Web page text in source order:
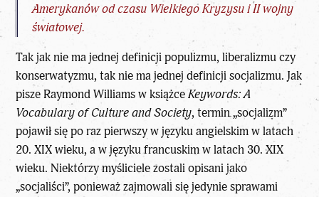
Amerykanów od czasu Wielkiego Kryzysu i II wojny
światowej.
Tak jak nie ma jednej definicji populizmu, liberalizmu czy
konserwatyzmu, tak nie ma jednej definicji socjalizmu. Jak
pisze Raymond Williams w książceKeywords: A
Vocabulary of Culture and Society, termin „socjalizm”
pojawił się po raz pierwszy w języku angielskim w latach
20. XIX wieku, a w języku francuskim w latach 30. XIX
wieku. Niektórzy myśliciele zostali opisani jako
„socjaliści”, ponieważ zajmowali się jedynie sprawami